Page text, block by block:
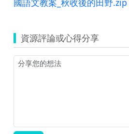
國語文教案_秋收後的田野.zip
資源評論或心得分享